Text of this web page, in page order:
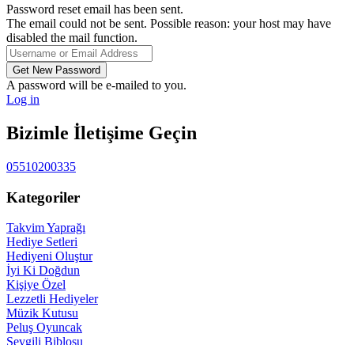
Password reset email has been sent.
The email could not be sent. Possible reason: your host may have
disabled the mail function.
A password will be e-mailed to you.
Log in
Bizimle İletişime Geçin
05510200335
Kategoriler
Takvim Yaprağı
Hediye Setleri
Hediyeni Oluştur
İyi Ki Doğdun
Kişiye Özel
Lezzetli Hediyeler
Müzik Kutusu
Peluş Oyuncak
Sevgili Biblosu